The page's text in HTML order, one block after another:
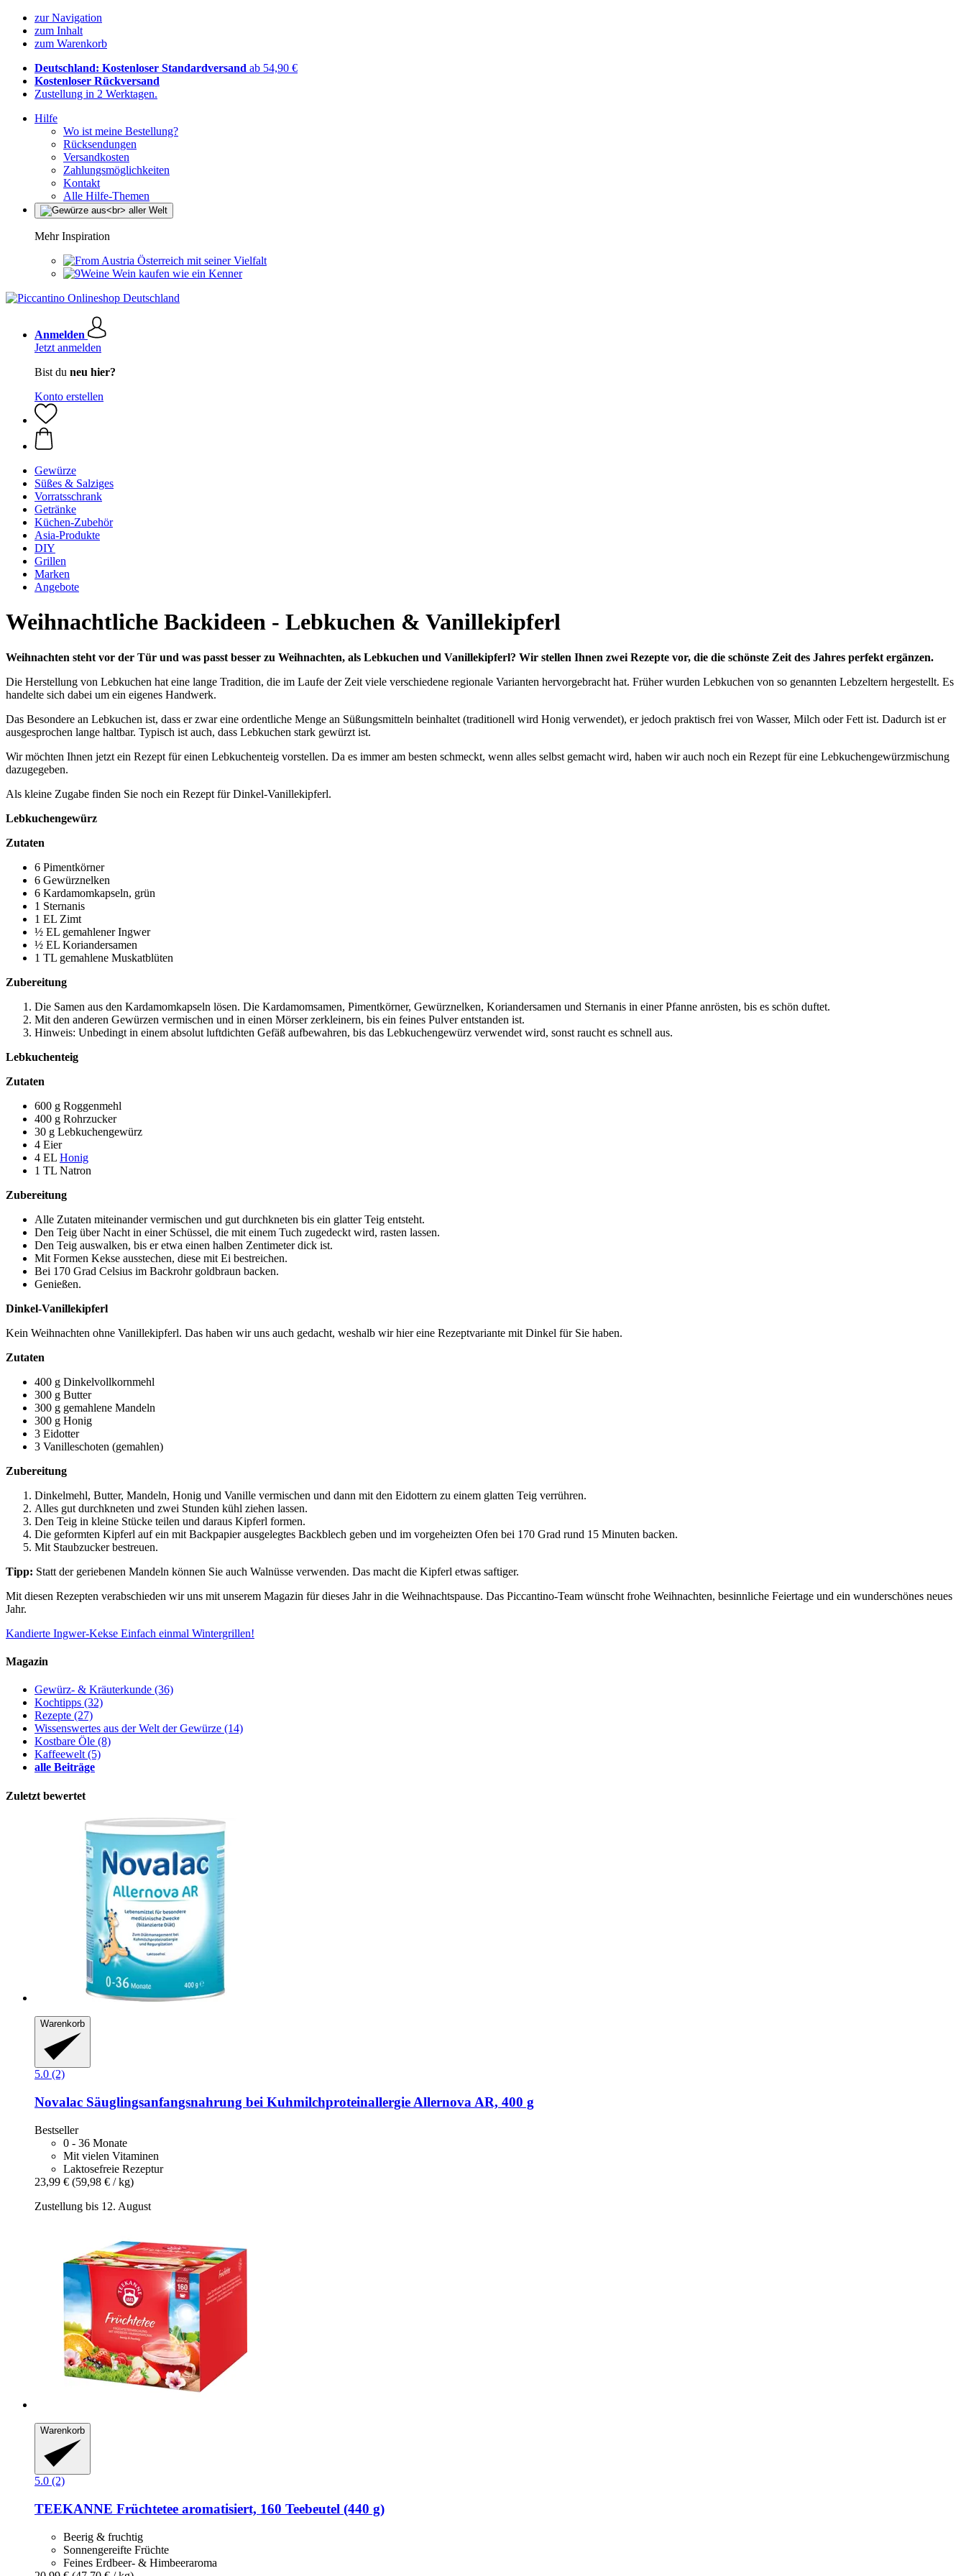
zur Navigation
zum Inhalt
zum Warenkorb
Deutschland: Kostenloser Standardversand ab 54,90 €
Kostenloser Rückversand
Zustellung in 2 Werktagen.
Hilfe
Wo ist meine Bestellung?
Rücksendungen
Versandkosten
Zahlungsmöglichkeiten
Kontakt
Alle Hilfe-Themen
Mehr Inspiration
Österreich mit seiner Vielfalt
Wein kaufen wie ein Kenner
Anmelden
Jetzt anmelden
Bist du neu hier?
Konto erstellen
Gewürze
Süßes & Salziges
Vorratsschrank
Getränke
Küchen-Zubehör
Asia-Produkte
DIY
Grillen
Marken
Angebote
Weihnachtliche Backideen - Lebkuchen & Vanillekipferl
Weihnachten steht vor der Tür und was passt besser zu Weihnachten, als Lebkuchen und Vanillekipferl? Wir stellen Ihnen zwei Rezepte vor, die die schönste Zeit des Jahres perfekt ergänzen.
Die Herstellung von Lebkuchen hat eine lange Tradition, die im Laufe der Zeit viele verschiedene regionale Varianten hervorgebracht hat. Früher wurden Lebkuchen von so genannten Lebzeltern hergestellt. Es
handelte sich dabei um ein eigenes Handwerk.
Das Besondere an Lebkuchen ist, dass er zwar eine ordentliche Menge an Süßungsmitteln beinhaltet (traditionell wird Honig verwendet), er jedoch praktisch frei von Wasser, Milch oder Fett ist. Dadurch ist er
ausgesprochen lange haltbar. Typisch ist auch, dass Lebkuchen stark gewürzt ist.
Wir möchten Ihnen jetzt ein Rezept für einen Lebkuchenteig vorstellen. Da es immer am besten schmeckt, wenn alles selbst gemacht wird, haben wir auch noch ein Rezept für eine Lebkuchengewürzmischung
dazugegeben.
Als kleine Zugabe finden Sie noch ein Rezept für Dinkel-Vanillekipferl.
Lebkuchengewürz
Zutaten
6 Pimentkörner
6 Gewürznelken
6 Kardamomkapseln, grün
1 Sternanis
1 EL Zimt
½ EL gemahlener Ingwer
½ EL Koriandersamen
1 TL gemahlene Muskatblüten
Zubereitung
Die Samen aus den Kardamomkapseln lösen. Die Kardamomsamen, Pimentkörner, Gewürznelken, Koriandersamen und Sternanis in einer Pfanne anrösten, bis es schön duftet.
Mit den anderen Gewürzen vermischen und in einen Mörser zerkleinern, bis ein feines Pulver entstanden ist.
Hinweis: Unbedingt in einem absolut luftdichten Gefäß aufbewahren, bis das Lebkuchengewürz verwendet wird, sonst raucht es schnell aus.
Lebkuchenteig
Zutaten
600 g Roggenmehl
400 g Rohrzucker
30 g Lebkuchengewürz
4 Eier
4 EL Honig
1 TL Natron
Zubereitung
Alle Zutaten miteinander vermischen und gut durchkneten bis ein glatter Teig entsteht.
Den Teig über Nacht in einer Schüssel, die mit einem Tuch zugedeckt wird, rasten lassen.
Den Teig auswalken, bis er etwa einen halben Zentimeter dick ist.
Mit Formen Kekse ausstechen, diese mit Ei bestreichen.
Bei 170 Grad Celsius im Backrohr goldbraun backen.
Genießen.
Dinkel-Vanillekipferl
Kein Weihnachten ohne Vanillekipferl. Das haben wir uns auch gedacht, weshalb wir hier eine Rezeptvariante mit Dinkel für Sie haben.
Zutaten
400 g Dinkelvollkornmehl
300 g Butter
300 g gemahlene Mandeln
300 g Honig
3 Eidotter
3 Vanilleschoten (gemahlen)
Zubereitung
Dinkelmehl, Butter, Mandeln, Honig und Vanille vermischen und dann mit den Eidottern zu einem glatten Teig verrühren.
Alles gut durchkneten und zwei Stunden kühl ziehen lassen.
Den Teig in kleine Stücke teilen und daraus Kipferl formen.
Die geformten Kipferl auf ein mit Backpapier ausgelegtes Backblech geben und im vorgeheizten Ofen bei 170 Grad rund 15 Minuten backen.
Mit Staubzucker bestreuen.
Tipp: Statt der geriebenen Mandeln können Sie auch Walnüsse verwenden. Das macht die Kipferl etwas saftiger.
Mit diesen Rezepten verabschieden wir uns mit unserem Magazin für dieses Jahr in die Weihnachtspause. Das Piccantino-Team wünscht frohe Weihnachten, besinnliche Feiertage und ein wunderschönes neues
Jahr.
Kandierte Ingwer-Kekse Einfach einmal Wintergrillen!
Magazin
Gewürz- & Kräuterkunde (36)
Kochtipps (32)
Rezepte (27)
Wissenswertes aus der Welt der Gewürze (14)
Kostbare Öle (8)
Kaffeewelt(5)
alle Beiträge
Zuletzt bewertet
Warenkorb
5.0 (2)
Novalac Säuglingsanfangsnahrung bei Kuhmilchproteinallergie Allernova AR, 400 g
Bestseller
0 - 36 Monate
Mit vielen Vitaminen
Laktosefreie Rezeptur
23,99 € (59,98 € / kg)
Zustellung bis 12. August
Warenkorb
5.0 (2)
TEEKANNE Früchtetee aromatisiert, 160 Teebeutel (440 g)
Beerig & fruchtig
Sonnengereifte Früchte
Feines Erdbeer- & Himbeeraroma